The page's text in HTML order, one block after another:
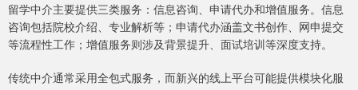
留学中介主要提供三类服务：信息咨询、申请代办和增值服务。信息
咨询包括院校介绍、专业解析等；申请代办涵盖文书创作、网申提交
等流程性工作；增值服务则涉及背景提升、面试培训等深度支持。
传统中介通常采用全包式服务，而新兴的线上平台可能提供模块化服